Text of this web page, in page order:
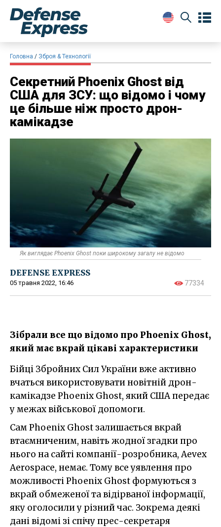
Головна Зброя & Технології
Секретний Phoenix Ghost від
США для ЗСУ: що відомо і чому
це більше ніж просто дрон-
камікадзе
Як виглядає Phoenix Ghost поки широкому загалу не відомо
DEFENSE EXPRESS
05 травня 2022, 16:46 77334
Зібрали все що відомо про Phoenix Ghost,
який має вкрай цікаві характеристики
Бійці Збройних Сил України вже активно
вчаться використовувати новітній дрон-
камікадзе Phoenix Ghost, який США передає
у межах військової допомоги.
Сам Phoenix Ghost залишається вкрай
втаємниченим, навіть жодної згадки про
нього на сайті компанії-розробника, Aevex
Aerospace, немає. Тому все уявлення про
можливості Phoenix Ghost формуються з
вкрай обмеженої та відірваної інформації,
яку оголосили у різний час. Зокрема деякі
дані відомі зі спічу прес-секретаря